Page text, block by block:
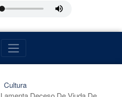
Cultura